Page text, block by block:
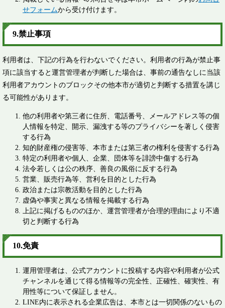
せフォームから受け付けます。
9.禁止事項
利用者は、下記の行為を行わないでください。利用者の行為が禁止事
項に該当すると運営管理者が判断した場合は、事前の通告なしに当該
利用者アカウントのブロックその他本市が適切と判断する措置を講じ
る可能性があります。
他の利用者や第三者に住所、電話番号、メールアドレス等の個
人情報を特定、開示、漏洩する等のプライバシーを著しく侵害
する行為
知的財産権の侵害等、本市または第三者の権利を侵害する行為
特定の利用者や個人、企業、団体等を誹謗中傷する行為
法令若しくは公の秩序、善良の風俗に反する行為
営業、販売行為等、営利を目的とした行為
政治または宗教活動を目的とした行為
虚偽や事実と異なる情報を掲載する行為
上記に掲げるもののほか、運営管理者が合理的理由により不適
切と判断する行為
10.免責
運用管理者は、公式アカウントに投稿する内容や利用者が公式
チャンネルを通じて得る情報等の完全性、正確性、確実性、有
用性等について保証しません。
LINE内に表示される企業広告は、本市とは一切関係のないもの